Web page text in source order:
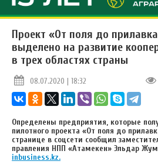
Проект «От поля до
выделено на развитие
в трех областях страны
08.07.2020 | 18:32
Определены предприятия, которые
пилотного проекта «От поля до
странице в соцсети сообщил
правления НПП «Атамекен» Эльдар
inbusiness.kz.